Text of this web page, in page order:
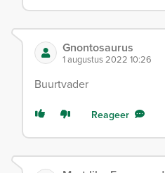
Gnontosaurus
1 augustus 2022 10:26
Buurtvader
Reageer